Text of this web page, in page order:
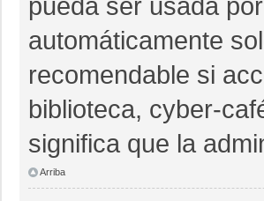
automáticamente
recomendable si
biblioteca, cyber-
significa que la
Arriba